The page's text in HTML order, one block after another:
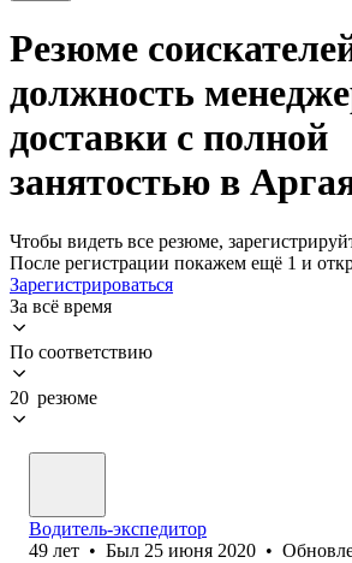
Резюме
должность
доставки с полной
занятостью в
Чтобы видеть все резюме,
После регистрации покажем ещё 1 и
Зарегистрироваться
За всё время
По соответствию
20 резюме
Водитель-экспедитор
49 лет • Был 25 июня 2020 •